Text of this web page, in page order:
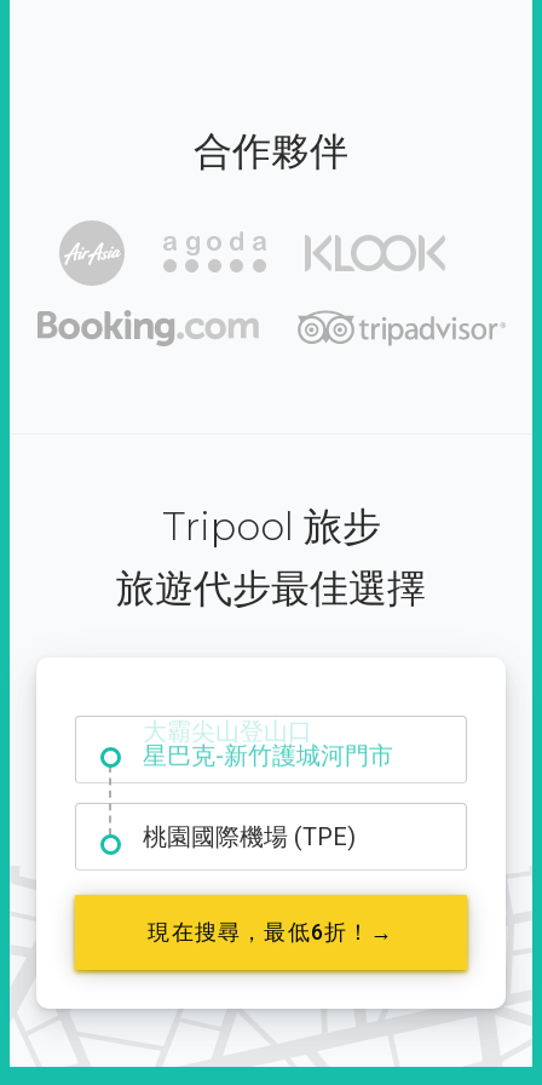
合作夥伴
Tripool 旅步
旅遊代步最佳選擇
大霸尖山登山口
桃園國際機場 (TPE)
現在搜尋，最低6折！→